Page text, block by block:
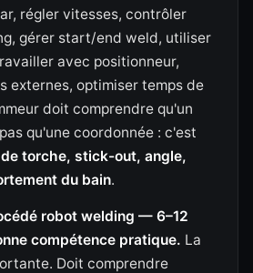
régler vitesses, contrôler
gérer start/end weld, utiliser
avec positionneur,
externes, optimiser temps de
doit comprendre qu'un
qu'une coordonnée : c'est
torche, stick-out, angle,
du bain.
robot welding — 6–12
compétence pratique. La
Doit comprendre